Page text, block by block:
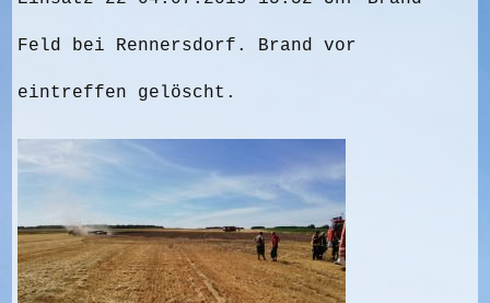
Feld bei Rennersdorf. Brand vor
eintreffen gelöscht.